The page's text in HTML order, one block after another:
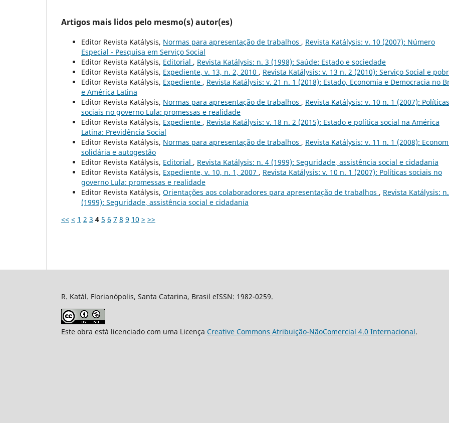
Artigos mais lidos pelo mesmo(s) autor(es)
Editor Revista Katálysis, Normas para apresentação de trabalhos , Revista Katálysis: v. 10 (2007): Número
Especial - Pesquisa em Serviço Social
Editor Revista Katálysis, Editorial , Revista Katálysis: n. 3 (1998): Saúde: Estado e sociedade
Editor Revista Katálysis, Expediente, v. 13, n. 2, 2010 , Revista Katálysis: v. 13 n. 2 (2010): Serviço Social e
Editor Revista Katálysis, Expediente , Revista Katálysis: v. 21 n. 1 (2018): Estado, Economia e Democracia no
e América Latina
Editor Revista Katálysis, Normas para apresentação de trabalhos , Revista Katálysis: v. 10 n. 1 (2007): Políticas
sociais no governo Lula: promessas e realidade
Editor Revista Katálysis, Expediente , Revista Katálysis: v. 18 n. 2 (2015): Estado e política social na América
Latina: Previdência Social
Editor Revista Katálysis, Normas para apresentação de trabalhos , Revista Katálysis: v. 11 n. 1 (2008):
solidária e autogestão
Editor Revista Katálysis, Editorial , Revista Katálysis: n. 4 (1999): Seguridade, assistência social e cidadania
Editor Revista Katálysis, Expediente, v. 10, n. 1, 2007 , Revista Katálysis: v. 10 n. 1 (2007): Políticas sociais no
governo Lula: promessas e realidade
Editor Revista Katálysis, Orientações aos colaboradores para apresentação de trabalhos , Revista Katálysis:
(1999): Seguridade, assistência social e cidadania
<< < 1 2 3 4 5 6 7 8 9 10 > >>
R. Katál. Florianópolis, Santa Catarina, Brasil eISSN: 1982-0259.
Este obra está licenciado com uma Licença Creative Commons Atribuição-NãoComercial 4.0 Internacional.